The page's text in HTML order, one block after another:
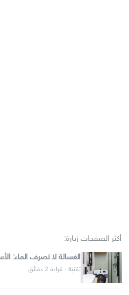
أكثر الصفحات زيارة:
الغسالة لا تصرف الماء:
تقنية · قراءة 2 دقائق